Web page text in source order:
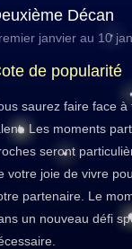
Décan
janvier au 10
de popularité
saurez faire face
Les moments
seront
votre joie de vivre
partenaire. Le
un nouveau défi